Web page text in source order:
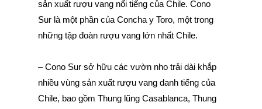
sản xuất rượu vang nổi tiếng của Chile. Cono
Sur là một phần của Concha y Toro, một trong
những tập đoàn rượu vang lớn nhất Chile.
– Cono Sur sở hữu các vườn nho trải dài khắp
nhiều vùng sản xuất rượu vang danh tiếng của
Chile, bao gồm Thung lũng Casablanca, Thung